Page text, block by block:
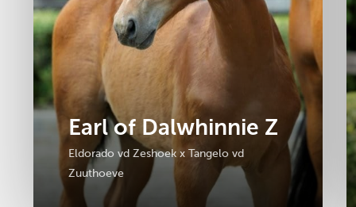
Earl of Dalwhinnie Z
Eldorado vd Zeshoek x Tangelo vd
Zuuthoeve